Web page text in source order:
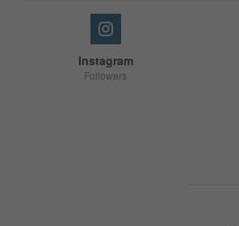
Instagram
Followers